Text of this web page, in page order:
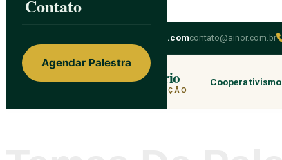
Skip to content
ainorfloterio@gmail.comcontato@ainor.com.br
Ainor Lotério
MENTE & CORAÇÃO
Cooperativismo
Contato
Agendar Palestra